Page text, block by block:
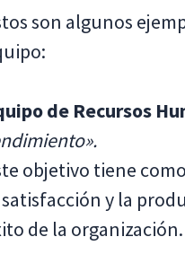
son algunos
de Recursos
objetivo tiene
y la
de la organización.